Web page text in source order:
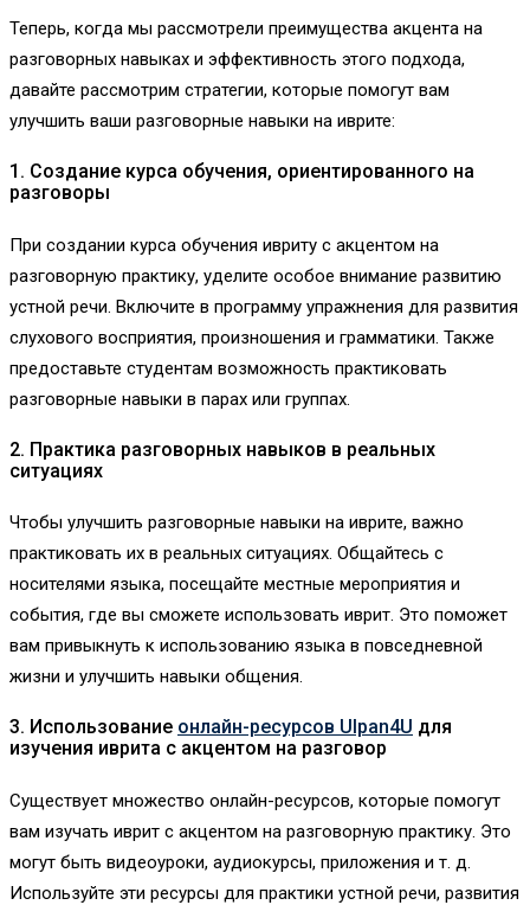
Теперь, когда мы рассмотрели преимущества акцента на
разговорных навыках и эффективность этого подхода,
давайте рассмотрим стратегии, которые помогут вам
улучшить ваши разговорные навыки на иврите:
1. Создание курса обучения, ориентированного на
разговоры
При создании курса обучения ивриту с акцентом на
разговорную практику, уделите особое внимание развитию
устной речи. Включите в программу упражнения для развития
слухового восприятия, произношения и грамматики. Также
предоставьте студентам возможность практиковать
разговорные навыки в парах или группах.
2. Практика разговорных навыков в реальных
ситуациях
Чтобы улучшить разговорные навыки на иврите, важно
практиковать их в реальных ситуациях. Общайтесь с
носителями языка, посещайте местные мероприятия и
события, где вы сможете использовать иврит. Это поможет
вам привыкнуть к использованию языка в повседневной
жизни и улучшить навыки общения.
3. Использование онлайн-ресурсов Ulpan4U для
изучения иврита с акцентом на разговор
Существует множество онлайн-ресурсов, которые помогут
вам изучать иврит с акцентом на разговорную практику. Это
могут быть видеоуроки, аудиокурсы, приложения и т. д.
Используйте эти ресурсы для практики устной речи, развития